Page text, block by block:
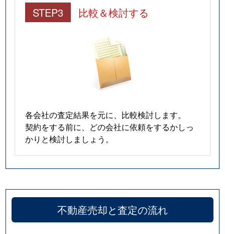
STEP3 比較＆検討する
各会社の査定結果を元に、比較検討します。
契約をする前に、どの会社に依頼をするかしっ
かりと検討しましょう。
不動産売却と査定の流れ